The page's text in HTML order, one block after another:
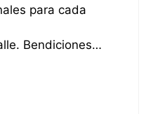
para cada
Bendiciones…